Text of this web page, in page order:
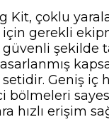
Kit, çoklu
gerekli
şekilde
Geniş iç
bölmeleri
hızlı erişim